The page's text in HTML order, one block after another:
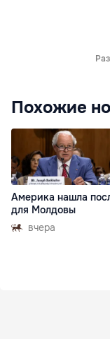
Похожие
Америка нашла
для Молдовы
вчера